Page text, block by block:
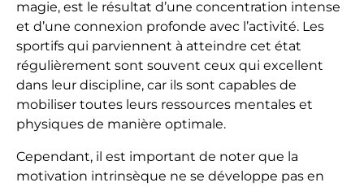
magie, est le résultat d’une concentration intense
et d’une connexion profonde avec l’activité. Les
sportifs qui parviennent à atteindre cet état
régulièrement sont souvent ceux qui excellent
dans leur discipline, car ils sont capables de
mobiliser toutes leurs ressources mentales et
physiques de manière optimale.
Cependant, il est important de noter que la
motivation intrinsèque ne se développe pas en